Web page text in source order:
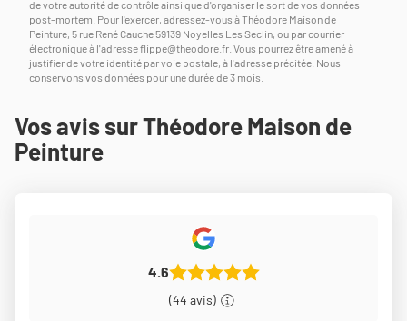
de votre autorité de contrôle ainsi que d'organiser le sort de vos données
post-mortem. Pour l'exercer, adressez-vous à Théodore Maison de
Peinture, 5 rue René Cauche 59139 Noyelles Les Seclin, ou par courrier
électronique à l'adresseflippe@theodore.fr . Vous pourrez être amené à
justifier de votre identité par voie postale, à l'adresse précitée. Nous
conservons vos données pour une durée de 3 mois.
Vos avis sur Théodore Maison de
Peinture
4.6
(44 avis)